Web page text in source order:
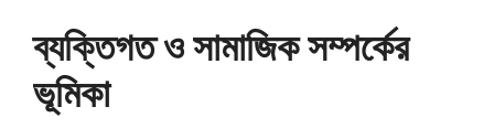
ব্যক্তিগত ও সামাজিক সম্পর্কের
ভূমিকা